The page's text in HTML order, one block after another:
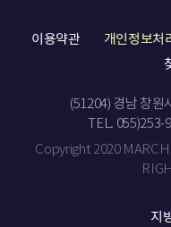
이용약관 개인정보처
(51204) 경남 창원
TEL. 055)253-
Copyright 2020
지